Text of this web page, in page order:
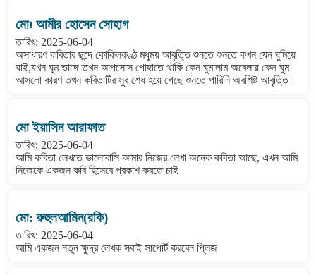
মোঃ আমীর হোসেন সোহাগ
তারিখ: 2025-06-04
অসাধারণ কবিতার ছন্দে কোকিলকণ্ঠ মধুময় আবৃত্তি শুনতে শুনতে কখন যেন ঘুমিয়ে
যাই,যখন ঘুম ভাঙ্গে তখন আপসোস পোহাতে থাকি কেন ঘুমালাম অবেলায় কেন ঘুম
আসলো কারণ তখন কবিতাটির সুর শেষ হয়ে গেছে শুনতে পারিনি অবশিষ্ট আবৃত্তি।
মো ইয়াসিন আরাফাত
তারিখ: 2025-06-04
আমি কবিতা লেখতে ভালোবাসি আমার নিজের লেখা অনেক কবিতা আছে, এখন আমি
নিজেকে একজন কবি হিসেবে প্রকাশ করতে চাই
মো: রুহুলআমিন(রকি)
তারিখ: 2025-06-04
আমি একজন নতুন ক্ষুদ্র লেখক সবাই সাপোর্ট করবেন প্লিজ